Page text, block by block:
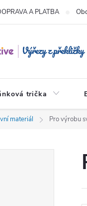
A PLATBA
trička
materiál Pro výrobu